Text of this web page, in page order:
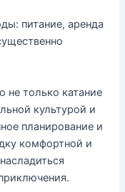
питание, аренда
не только катание
культурой и
планирование и
комфортной и